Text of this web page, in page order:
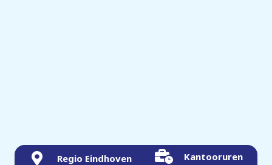
Regio Eindhoven
Kantooruren